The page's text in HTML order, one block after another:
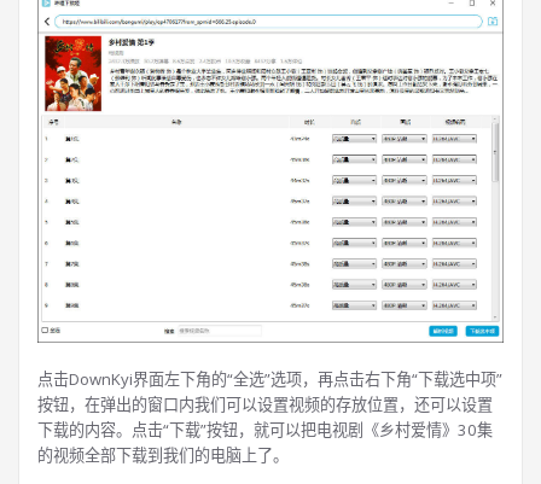
点击DownKyi界面左下角的“全选”选项，再点击右下角“下载选中项”
按钮，在弹出的窗口内我们可以设置视频的存放位置，还可以设置
下载的内容。点击“下载”按钮，就可以把电视剧《乡村爱情》30集
的视频全部下载到我们的电脑上了。